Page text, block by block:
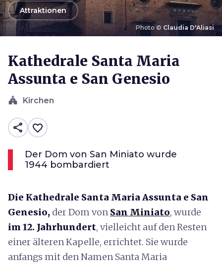
Photo © Claudia D'Aliasi
arrow_backAttraktionen
Kathedrale Santa Maria
Assunta e San Genesio
church Kirchen
share favorite_border
Der Dom von San Miniato wurde
1944 bombardiert
Die Kathedrale Santa Maria Assunta e San
Genesio, der Dom von San Miniato, wurde
im 12. Jahrhundert, vielleicht auf den Resten
einer älteren Kapelle, errichtet. Sie wurde
anfangs mit den Namen Santa Maria